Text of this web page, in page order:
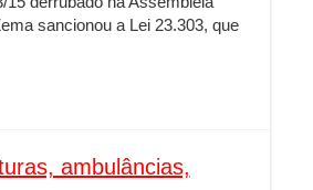
sancionou a Lei 23.303, que
ambulâncias,